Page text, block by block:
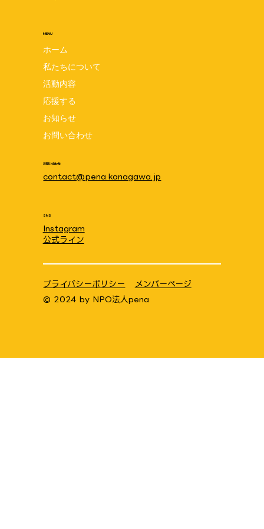
小さな肌着プレゼント 写真&メッセージ
紹介 〜世界早産児デー写真展イベント〜
MENU
ホーム
私たちについて
活動内容
応援する
お知らせ
お問い合わせ
お問い合わせ
contact@pena.kanagawa.jp
SNS
Instagram
公式ライン
© 2024 by NPO法人pena
プライバシーポリシー メンバーページ